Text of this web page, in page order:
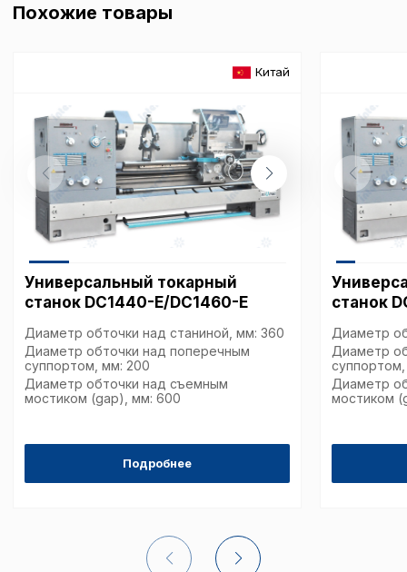
Похожие товары
Китай
Универсальный токарный
станок DC1440-E/DC1460-E
Диаметр обточки над станиной, мм: 360
Диаметр обточки над поперечным
суппортом, мм: 200
Диаметр обточки над съемным
мостиком (gap), мм: 600
Подробнее
станок
Диаметр
Диаметр
Диаметр
мостиком